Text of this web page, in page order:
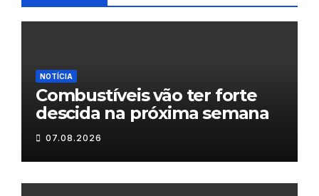
NOTÍCIA
Combustíveis vão ter forte
descida na próxima semana
07.08.2026